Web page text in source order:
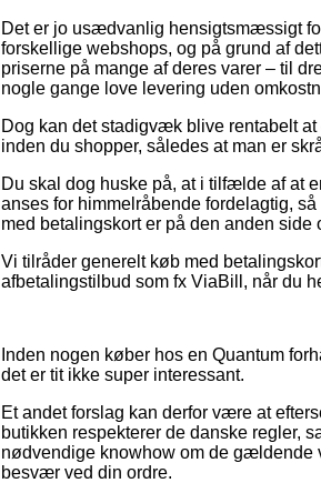
Det er jo usædvanlig hensigtsmæssigt
forskellige webshops, og på grund af
priserne på mange af deres varer – til
nogle gange love levering uden
Dog kan det stadigvæk blive rentabelt
inden du shopper, således at man er
Du skal dog huske på, at i tilfælde af at
anses for himmelråbende fordelagtig,
med betalingskort er på den anden
Vi tilråder generelt køb med
afbetalingstilbud som fx ViaBill, når du
Inden nogen køber hos en Quantum
det er tit ikke super interessant.
Et andet forslag kan derfor være at
butikken respekterer de danske regler,
nødvendige knowhow om de gældende
besvær ved din ordre.